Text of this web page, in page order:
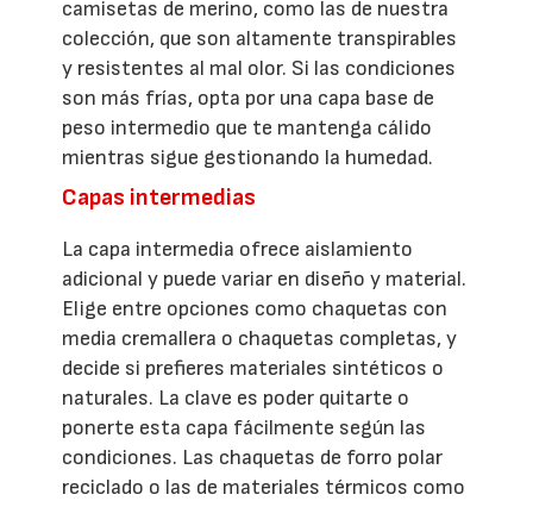
camisetas de merino, como las de nuestra
colección, que son altamente transpirables
y resistentes al mal olor. Si las condiciones
son más frías, opta por una capa base de
peso intermedio que te mantenga cálido
mientras sigue gestionando la humedad.
Capas intermedias
La capa intermedia ofrece aislamiento
adicional y puede variar en diseño y material.
Elige entre opciones como chaquetas con
media cremallera o chaquetas completas, y
decide si prefieres materiales sintéticos o
naturales. La clave es poder quitarte o
ponerte esta capa fácilmente según las
condiciones. Las chaquetas de forro polar
reciclado o las de materiales térmicos como